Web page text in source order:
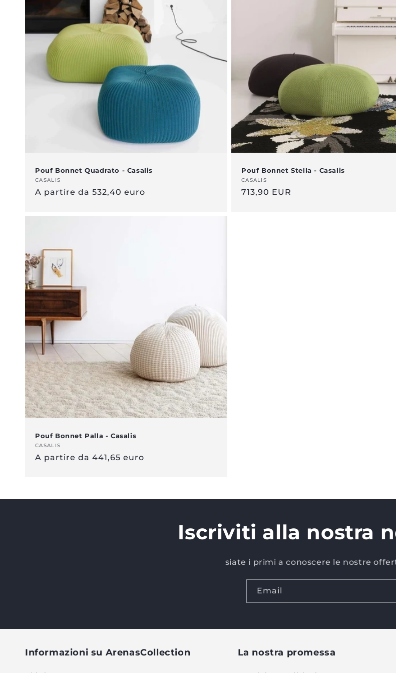
z
o
Pouf Bonnet Quadrato - Casalis
Venditore:
CASALIS
Prezzo
A partire da 532,40 euro
Pouf Bonnet Stella - Casalis
Venditore:
CASALIS
Prezzo
713,90 EUR
Pouf Bonnet Palla - Casalis
Venditore:
CASALIS
Prezzo
A partire da 441,65 euro
Iscriviti alla nostra
siate i primi a conoscere le nostre
Email
Informazioni su ArenasCollection La nostra promessa